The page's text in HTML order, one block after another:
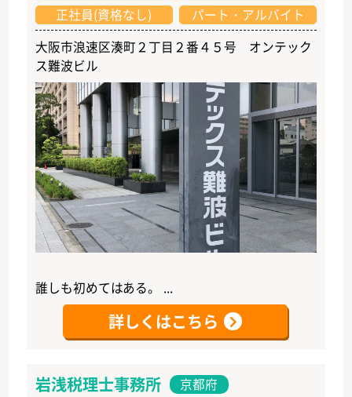
正社員(資格なし)
パート・アルバイト
大阪市浪速区湊町２丁目２番４５号 オンテック
ス難波ビル
誰しも初めてはある。 ...
詳しくはこちら
岩浅税理士事務所
京都府